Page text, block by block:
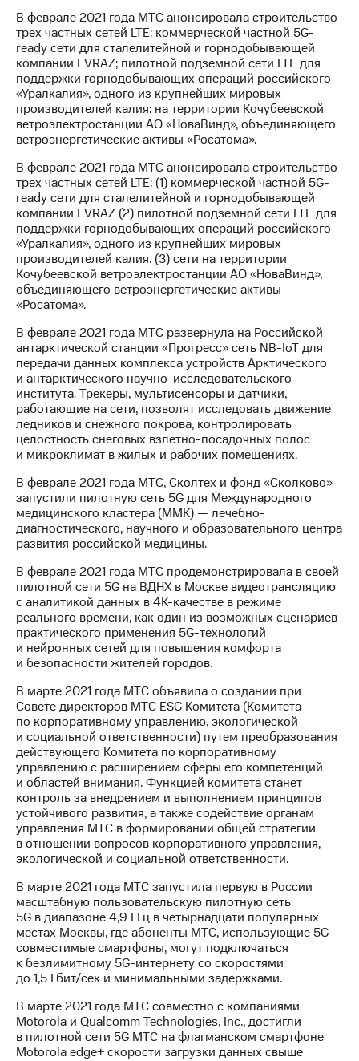
В феврале 2021 года МТС анонсировала строительство
трех частных сетей LTE: коммерческой частной 5G-
ready сети для сталелитейной и горнодобывающей
компании EVRAZ; пилотной подземной сети LTE для
поддержки горнодобывающих операций российского
«Уралкалия», одного из крупнейших мировых
производителей калия: на территории Кочубеевской
ветроэлектростанции АО «НоваВинд», объединяющего
ветроэнергетические активы «Росатома».
В феврале 2021 года МТС анонсировала строительство
трех частных сетей LTE: (1) коммерческой частной 5G-
ready сети для сталелитейной и горнодобывающей
компании EVRAZ (2) пилотной подземной сети LTE для
поддержки горнодобывающих операций российского
«Уралкалия», одного из крупнейших мировых
производителей калия. (3) сети на территории
Кочубеевской ветроэлектростанции АО «НоваВинд»,
объединяющего ветроэнергетические активы
«Росатома».
В феврале 2021 года МТС развернула на Российской
антарктической станции «Прогресс» сеть NB-IoT для
передачи данных комплекса устройств Арктического
и антарктического научно-исследовательского
института. Трекеры, мультисенсоры и датчики,
работающие на сети, позволят исследовать движение
ледников и снежного покрова, контролировать
целостность снеговых взлетно-посадочных полос
и микроклимат в жилых и рабочих помещениях.
В феврале 2021 года МТС, Сколтех и фонд «Сколково»
запустили пилотную сеть 5G для Международного
медицинского кластера (ММК) — лечебно-
диагностического, научного и образовательного центра
развития российской медицины.
В феврале 2021 года МТС продемонстрировала в своей
пилотной сети 5G на ВДНХ в Москве видеотрансляцию
с аналитикой данных в 4K-качестве в режиме
реального времени, как один из возможных сценариев
практического применения 5G-технологий
и нейронных сетей для повышения комфорта
и безопасности жителей городов.
В марте 2021 года МТС объявила о создании при
Совете директоров МТС ESG Комитета (Комитета
по корпоративному управлению, экологической
и социальной ответственности) путем преобразования
действующего Комитета по корпоративному
управлению с расширением сферы его компетенций
и областей внимания. Функцией комитета станет
контроль за внедрением и выполнением принципов
устойчивого развития, а также содействие органам
управления МТС в формировании общей стратегии
в отношении вопросов корпоративного управления,
экологической и социальной ответственности.
В марте 2021 года МТС запустила первую в России
масштабную пользовательскую пилотную сеть
5G в диапазоне 4,9 ГГц в четырнадцати популярных
местах Москвы, где абоненты МТС, использующие 5G-
совместимые смартфоны, могут подключаться
к безлимитному 5G-интернету со скоростями
до 1,5 Гбит/cек и минимальными задержками.
В марте 2021 года МТС совместно с компаниями
Motorola и Qualcomm Technologies, Inc., достигли
в пилотной сети 5G МТС на флагманском смартфоне
Motorola edge+ скорости загрузки данных свыше